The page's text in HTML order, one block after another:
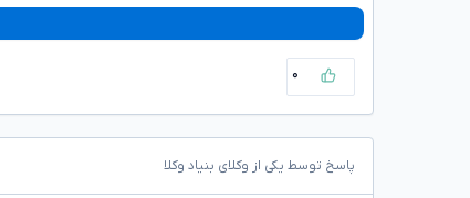
۰
پاسخ توسط یکی از وکلای بنیاد وکلا